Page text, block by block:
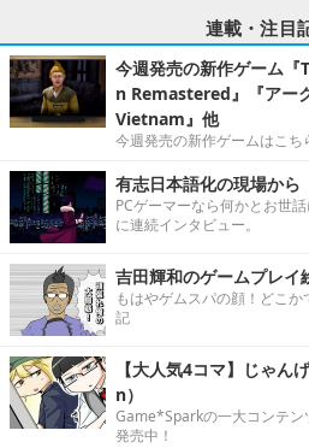
連載・注目
今週発売の新作ゲーム
n Remastered』『アー
Vietnam』他
今週発売の新作ゲームはこち
有志日本語化の現場から
PCゲーマーなら何かとお世
に連続インタビュー。
吉田輝和のゲームプレイ
もはやゲムスパの顔！どこ
記
【大人気4コマ】じゃ
n）
Game*Sparkの一大コンテ
発売中！